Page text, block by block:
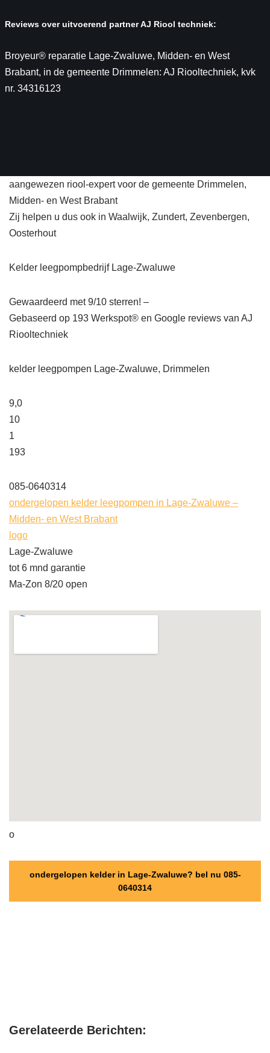
Reviews over uitvoerend partner AJ Riool techniek:
Broyeur® reparatie Lage-Zwaluwe, Midden- en West
Brabant, in de gemeente Drimmelen: AJ Riooltechniek, kvk
nr. 34316123
aangewezen riool-expert voor de gemeente Drimmelen,
Midden- en West Brabant
Zij helpen u dus ook in Waalwijk, Zundert, Zevenbergen,
Oosterhout
Kelder leegpompbedrijf Lage-Zwaluwe
Gewaardeerd met 9/10 sterren! –
Gebaseerd op 193 Werkspot® en Google reviews van AJ
Riooltechniek
kelder leegpompen Lage-Zwaluwe, Drimmelen
9,0
10
1
193
085-0640314
ondergelopen kelder leegpompen in Lage-Zwaluwe –
Midden- en West Brabant
logo
Lage-Zwaluwe
tot 6 mnd garantie
Ma-Zon 8/20 open
o
ondergelopen kelder in Lage-Zwaluwe? bel nu 085-
0640314
Gerelateerde Berichten: